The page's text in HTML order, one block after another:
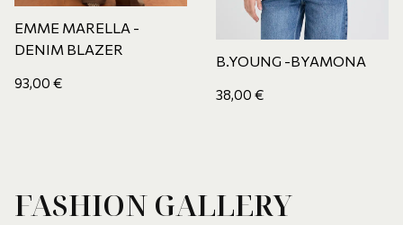
EMME MARELLA -
DENIM BLAZER
93,00 €
B.YOUNG -BYAMONA
38,00 €
FASHION GALLERY